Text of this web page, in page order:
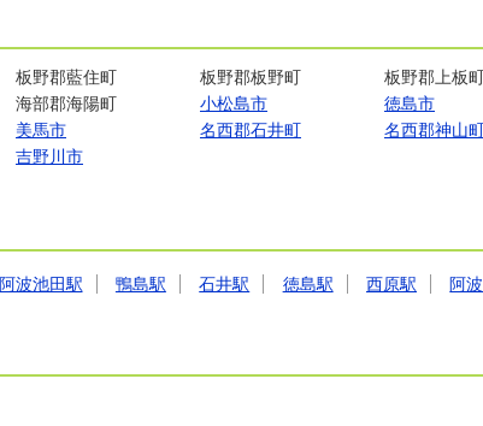
板野郡藍住町 板野郡板野町
板野郡上板
海部郡海陽町 小松島市
徳島市
美馬市 名西郡石井町
名西郡神山
吉野川市
阿波池田駅 鴨島駅 石井駅 徳島駅 西原駅 阿